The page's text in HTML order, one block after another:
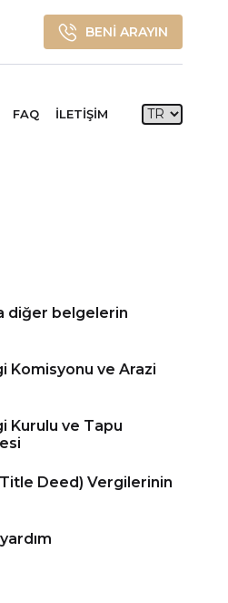
BENI ARAYIN
FAQ İLETİŞİM
diğer belgelerin
Komisyonu ve Arazi
Kurulu ve Tapu
Deed) Vergilerinin